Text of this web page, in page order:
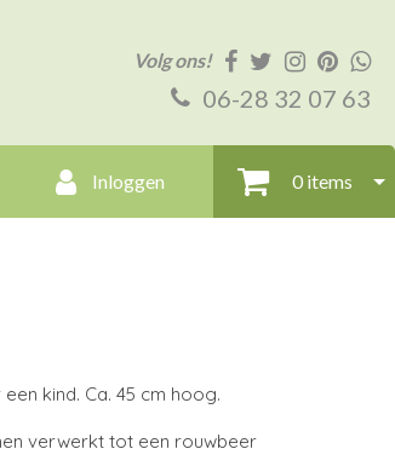
Volg ons!
06-28 32 07 63
Inloggen 0 items
kind. Ca. 45 cm hoog.
verwerkt tot een rouwbeer